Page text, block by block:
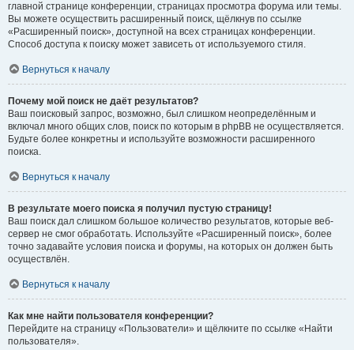
главной странице конференции, страницах просмотра форума или темы.
Вы можете осуществить расширенный поиск, щёлкнув по ссылке
«Расширенный поиск», доступной на всех страницах конференции.
Способ доступа к поиску может зависеть от используемого стиля.
Вернуться к началу
Почему мой поиск не даёт результатов?
Ваш поисковый запрос, возможно, был слишком неопределённым и
включал много общих слов, поиск по которым в phpBB не осуществляется.
Будьте более конкретны и используйте возможности расширенного
поиска.
Вернуться к началу
В результате моего поиска я получил пустую страницу!
Ваш поиск дал слишком большое количество результатов, которые веб-
сервер не смог обработать. Используйте «Расширенный поиск», более
точно задавайте условия поиска и форумы, на которых он должен быть
осуществлён.
Вернуться к началу
Как мне найти пользователя конференции?
Перейдите на страницу «Пользователи» и щёлкните по ссылке «Найти
пользователя».